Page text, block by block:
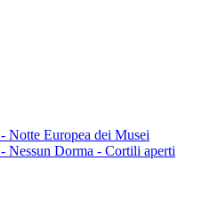
Notte Europea dei Musei
Nessun Dorma - Cortili aperti